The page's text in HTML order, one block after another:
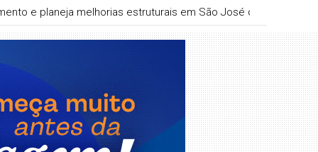
e planeja melhorias estruturais em São José do Rio Claro